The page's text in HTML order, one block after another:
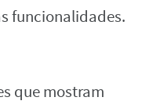
funcionalidades.
que mostram